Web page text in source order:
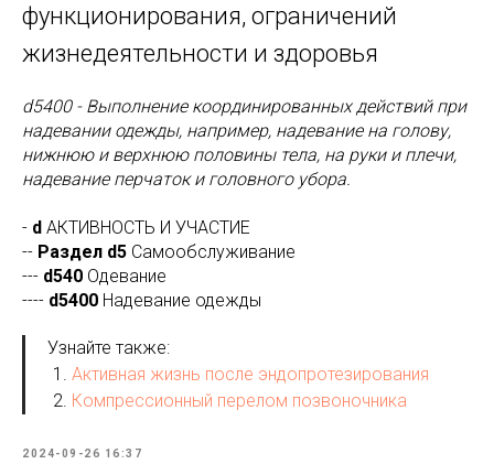
функционирования, ограничений
жизнедеятельности и здоровья
d5400 - Выполнение координированных действий при
надевании одежды, например, надевание на голову,
нижнюю и верхнюю половины тела, на руки и плечи,
надевание перчаток и головного убора.
- d АКТИВНОСТЬ И УЧАСТИЕ
-- Раздел d5 Самообслуживание
--- d540 Одевание
---- d5400 Надевание одежды
Узнайте также:
Активная жизнь после эндопротезирования
Компрессионный перелом позвоночника
2024-09-26 16:37